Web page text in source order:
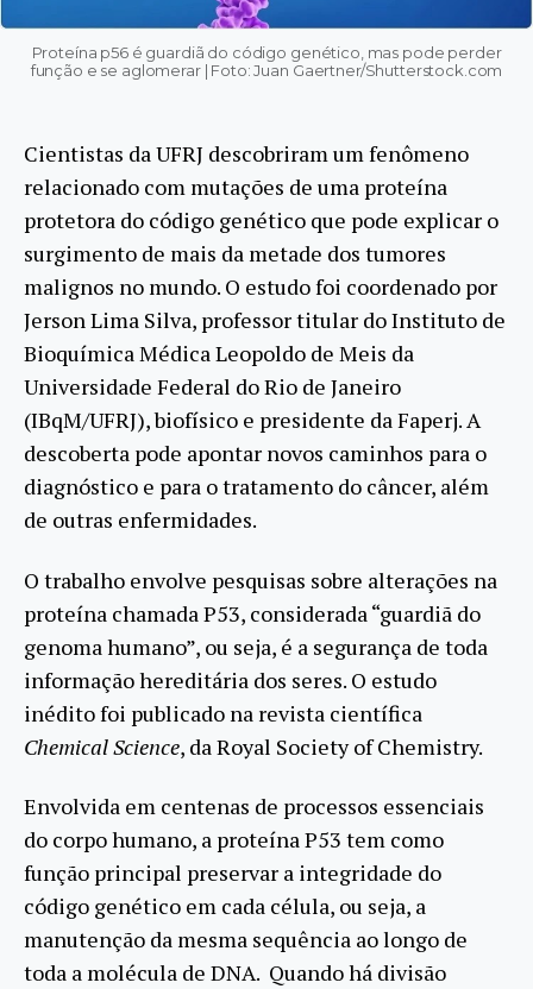
Proteí­na p56 é guardiã do código genético, mas pode perder
função e se aglomerar | Foto: Juan Gaertner/Shutterstock.com
Cientistas da UFRJ descobriram um fenômeno
relacionado com mutações de uma proteína
protetora do código genético que pode explicar o
surgimento de mais da metade dos tumores
malignos no mundo. O estudo foi coordenado por
Jerson Lima Silva, professor titular do Instituto de
Bioquímica Médica Leopoldo de Meis da
Universidade Federal do Rio de Janeiro
(IBqM/UFRJ), biofísico e presidente da Faperj. A
descoberta pode apontar novos caminhos para o
diagnóstico e para o tratamento do câncer, além
de outras enfermidades.
O trabalho envolve pesquisas sobre alterações na
proteína chamada P53, considerada “guardiã do
genoma humano”, ou seja, é a segurança de toda
informação hereditária dos seres. O estudo
inédito foi publicado na revista científica
Chemical Science, da Royal Society of Chemistry.
Envolvida em centenas de processos essenciais
do corpo humano, a proteína P53 tem como
função principal preservar a integridade do
código genético em cada célula, ou seja, a
manutenção da mesma sequência ao longo de
toda a molécula de DNA. Quando há divisão